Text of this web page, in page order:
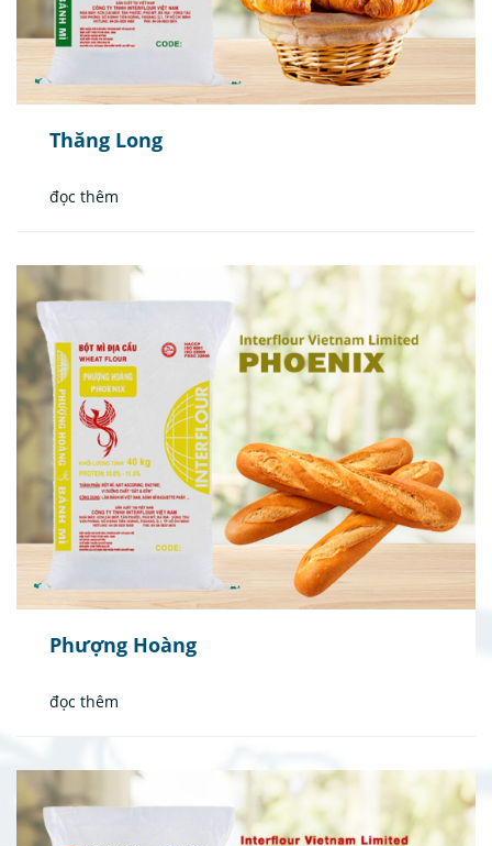
Thăng Long
đọc thêm
Phượng Hoàng
đọc thêm